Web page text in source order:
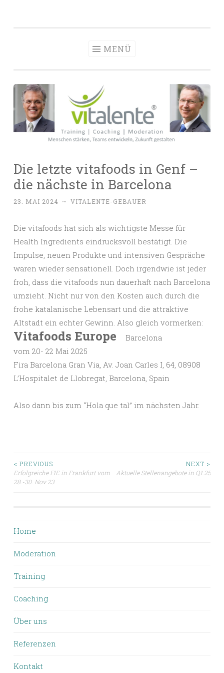
MENÜ
Die letzte vitafoods in Genf –
die nächste in Barcelona
23. MAI 2024 ~ VITALENTE-GEBAUER
Die vitafoods hat sich als wichtigste Messe für
Health Ingredients eindrucksvoll bestätigt. Die
Impulse, neuen Produkte und intensiven Gespräche
waren wieder sensationell. Doch irgendwie ist jeder
froh, dass die vitafoods nun dauerhaft nach Barcelona
umzieht. Nicht nur von den Kosten auch durch die
frohe katalanische Lebensart und die attraktive
Altstadt ein echter Gewinn. Also gleich vormerken:
Vitafoods Europe
Barcelona
vom 20- 22 Mai 2025
Fira Barcelona Gran Via, Av. Joan Carles I, 64, 08908
L’Hospitalet de Llobregat, Barcelona, Spain
Also dann bis zum “Hola que tal” im nächsten Jahr.
Beitragsnavigation
< PREVIOUS
Erfolgreiche FIE in Frankfurt vom
28.-30. Nov 23
NEXT >
Aktuelle Stellenangebote in Q1.25
Home
Moderation
Training
Coaching
Über uns
Referenzen
Kontakt